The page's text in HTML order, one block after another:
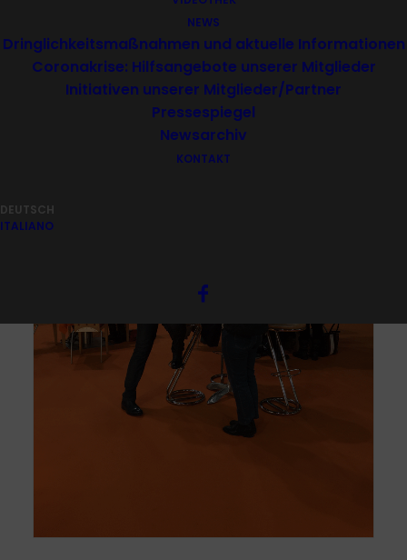
NEWS
Dringlichkeitsmaßnahmen und aktuelle Informationen
Coronakrise: Hilfsangebote unserer Mitglieder
Initiativen unserer Mitglieder/Partner
Pressespiegel
Newsarchiv
KONTAKT
DEUTSCH
ITALIANO